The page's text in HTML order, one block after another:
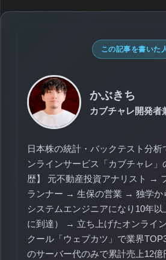
この記事を書いた
かぶきち
カブチャレ開発者
日本株の統計・バックテスト分析
ンラインサービス「カブチャレ」
歴】 元不動産投資アナリスト →
ランナー → 生保の営業 → 独学か
システムエンジニアになり10年
に到達） → 立ち上げたオンライ
クール「ウェブカツ」で業界
のサーバー代のみで累計売上12億